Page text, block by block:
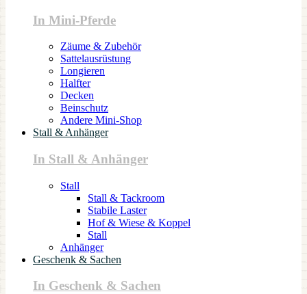
In Mini-Pferde
Zäume & Zubehör
Sattelausrüstung
Longieren
Halfter
Decken
Beinschutz
Andere Mini-Shop
Stall & Anhänger
In Stall & Anhänger
Stall
Stall & Tackroom
Stabile Laster
Hof & Wiese & Koppel
Stall
Anhänger
Geschenk & Sachen
In Geschenk & Sachen